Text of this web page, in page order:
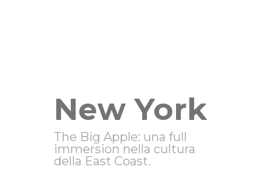
New York
The Big Apple: una full
immersion nella cultura
della East Coast.